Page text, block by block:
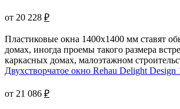
от 20 228 ₽
Пластиковые окна 1400x1400 мм ставят
домах, иногда проемы такого размера
каркасных домах, малоэтажном
Двухстворчатое окно Rehau Delight Design
от 21 086 ₽